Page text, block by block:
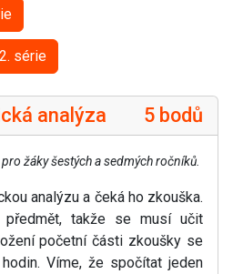
série
analýza 5 bodů
žáky šestých a sedmých ročníků.
analýzu a čeká ho zkouška.
takže se musí učit
početní části zkoušky se
Víme, že spočítat jeden